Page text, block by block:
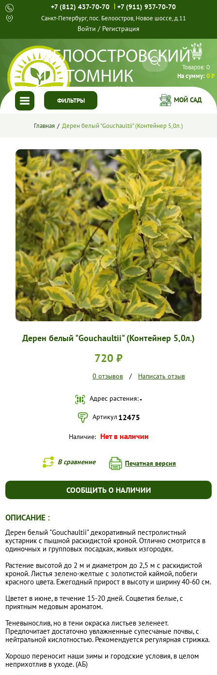
+7 (812) 437-70-70 | +7 (911) 937-70-70
Санкт-Петербург, пос. Белоостров, Новое шоссе, д.11
Войти / Регистрация
Товаров:0
На сумму:0 ₽
ФИЛЬТРЫ
ГЛАВНАЯ
КАТАЛОГ
СПЕЦПРЕДЛОЖЕНИЯ
ГОТОВЫЕ РЕШЕНИЯ
О НАС
УСЛОВИЯ РАБОТЫ
КОНТАКТЫ
МОЙ САД
Главная Дерен белый "Gouchaultii" (Контейнер 5,0л.)
Дерен белый "Gouchaultii" (Контейнер 5,0л.)
720 ₽
0 отзывов / Написать отзыв
Адрес растения:-
Артикул 12475
Наличие: Нет в наличии
В сравнение Печатная версия
СООБЩИТЬ О НАЛИЧИИ
ОПИСАНИЕ :
Дерен белый "Gouchaultii" декоративный пестролистный
кустарник с пышной раскидистой кроной. Отлично смотрится в
одиночных и групповых посадках, живых изгородях.
Растение высотой до 2 м и диаметром до 2,5 м с раскидистой
кроной. Листья зелено-желтые с золотистой каймой, побеги
красного цвета. Ежегодный прирост в высоту и ширину 40-60 см.
Цветет в июне, в течение 15-20 дней. Соцветия белые, с
приятным медовым ароматом.
Теневынослив, но в тени окраска листьев зеленеет.
Предпочитает достаточно увлажненные супесчаные почвы, с
нейтральной кислотностью. Рекомендуется регулярная стрижка.
Хорошо переносит наши зимы и городские условия, в целом
неприхотлив в уходе. (АБ)